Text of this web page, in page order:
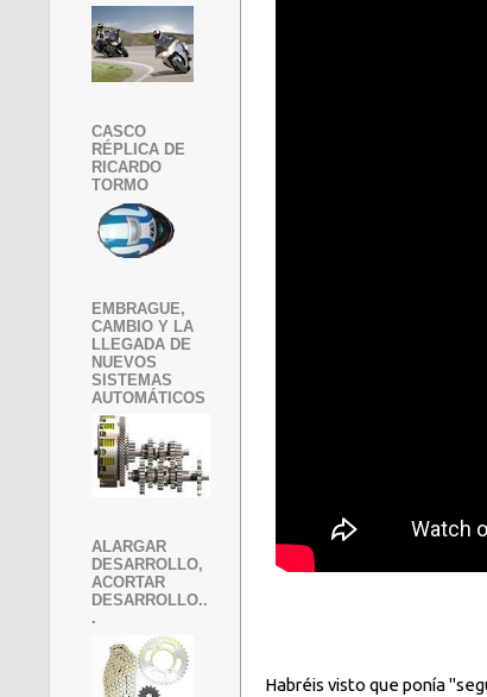
Habréis visto que ponía
CASCO
RÉPLICA DE
RICARDO
TORMO
EMBRAGUE,
CAMBIO Y LA
LLEGADA DE
NUEVOS
SISTEMAS
AUTOMÁTICOS
ALARGAR
DESARROLLO,
ACORTAR
DESARROLLO..
.